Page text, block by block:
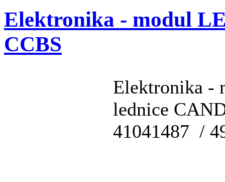
Elektronika - modul
CCBS
Elektronika -
lednice
41041487 /